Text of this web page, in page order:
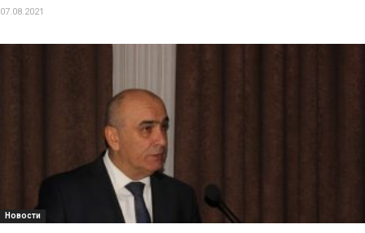
07.08.2021
Новости